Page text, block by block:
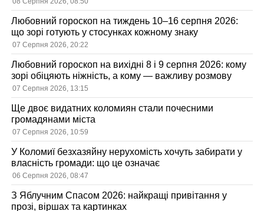
Любовний гороскоп на тиждень 10–16 серпня 2026:
що зорі готують у стосунках кожному знаку
07 Серпня 2026, 20:22
Любовний гороскоп на вихідні 8 і 9 серпня 2026: кому
зорі обіцяють ніжність, а кому — важливу розмову
07 Серпня 2026, 13:15
Ще двоє видатних коломиян стали почесними
громадянами міста
07 Серпня 2026, 10:59
У Коломиї безхазяйну нерухомість хочуть забирати у
власність громади: що це означає
06 Серпня 2026, 08:47
З Яблучним Спасом 2026: найкращі привітання у
прозі, віршах та картинках